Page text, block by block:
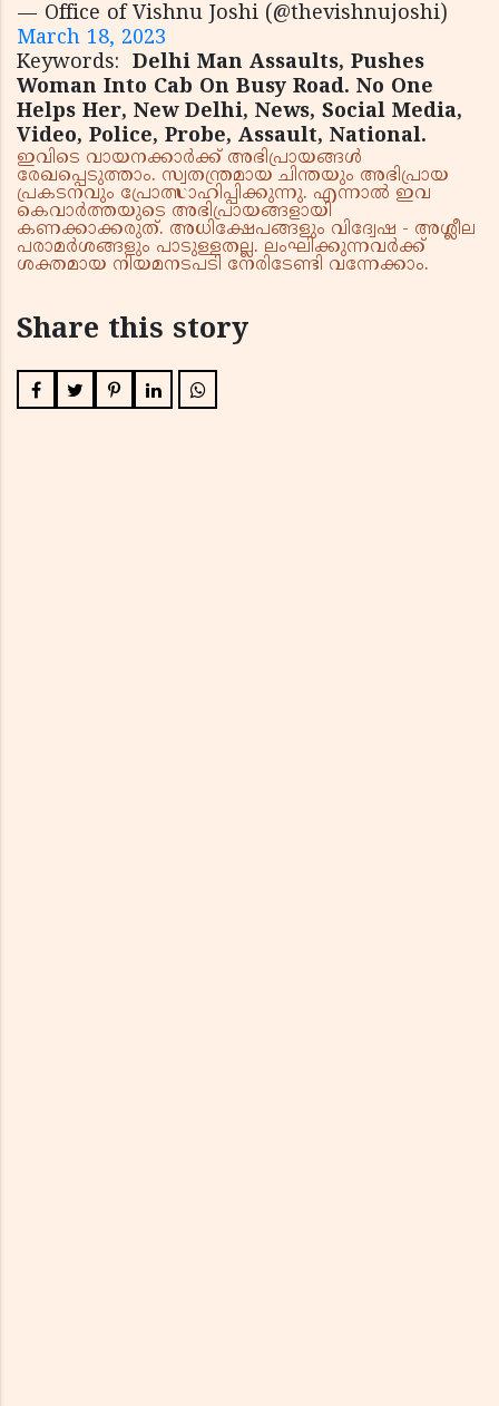
— Office of Vishnu Joshi (@thevishnujoshi)
March 18, 2023
Keywords: Delhi Man Assaults, Pushes
Woman Into Cab On Busy Road. No One
Helps Her, New Delhi, News, Social Media,
Video, Police, Probe, Assault, National.
ഇവിടെ വായനക്കാർക്ക് അഭിപ്രായങ്ങൾ
രേഖപ്പെടുത്താം. സ്വതന്ത്രമായ ചിന്തയും അഭിപ്രായ
പ്രകടനവും പ്രോത്സാഹിപ്പിക്കുന്നു. എന്നാൽ ഇവ
കെവാർത്തയുടെ അഭിപ്രായങ്ങളായി
കണക്കാക്കരുത്. അധിക്ഷേപങ്ങളും വിദ്വേഷ - അശ്ലീല
പരാമർശങ്ങളും പാടുള്ളതല്ല. ലംഘിക്കുന്നവർക്ക്
ശക്തമായ നിയമനടപടി നേരിടേണ്ടി വന്നേക്കാം.
Share this story